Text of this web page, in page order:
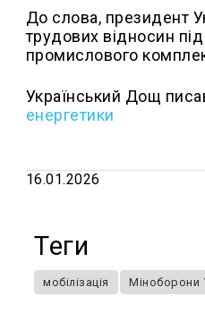
До слова, президент
трудових відносин
промислового
Український Дощ
енергетики
16.01.2026
Теги
мобілізація Міноборони